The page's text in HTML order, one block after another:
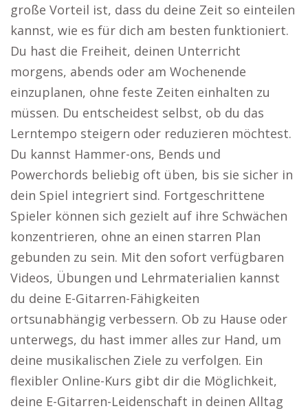
große Vorteil ist, dass du deine Zeit so einteilen
kannst, wie es für dich am besten funktioniert.
Du hast die Freiheit, deinen Unterricht
morgens, abends oder am Wochenende
einzuplanen, ohne feste Zeiten einhalten zu
müssen. Du entscheidest selbst, ob du das
Lerntempo steigern oder reduzieren möchtest.
Du kannst Hammer-ons, Bends und
Powerchords beliebig oft üben, bis sie sicher in
dein Spiel integriert sind. Fortgeschrittene
Spieler können sich gezielt auf ihre Schwächen
konzentrieren, ohne an einen starren Plan
gebunden zu sein. Mit den sofort verfügbaren
Videos, Übungen und Lehrmaterialien kannst
du deine E-Gitarren-Fähigkeiten
ortsunabhängig verbessern. Ob zu Hause oder
unterwegs, du hast immer alles zur Hand, um
deine musikalischen Ziele zu verfolgen. Ein
flexibler Online-Kurs gibt dir die Möglichkeit,
deine E-Gitarren-Leidenschaft in deinen Alltag